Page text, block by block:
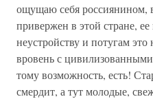
ощущаю себя россиянином,
привержен в этой стране,
неустройству и потугам это
вровень с
тому возможность, есть!
смердит, а тут молодые,